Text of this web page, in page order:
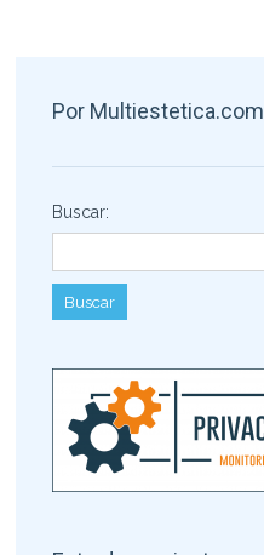
Por Multiestetica.com
Buscar: